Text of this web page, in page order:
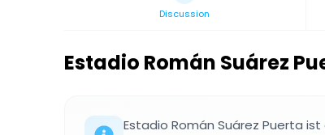
Discussion
Estadio Román Suárez
Estadio Román Suárez Puerta